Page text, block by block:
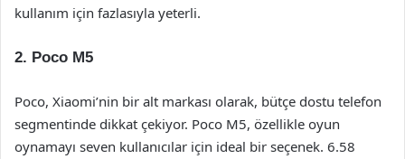
kullanım için fazlasıyla yeterli.
2. Poco M5
Poco, Xiaomi’nin bir alt markası olarak, bütçe dostu telefon
segmentinde dikkat çekiyor. Poco M5, özellikle oyun
oynamayı seven kullanıcılar için ideal bir seçenek. 6.58